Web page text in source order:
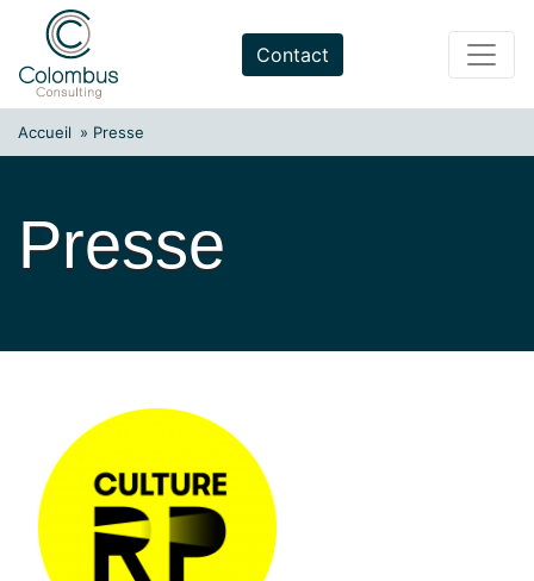
content
Contact
Accueil » Presse
Presse